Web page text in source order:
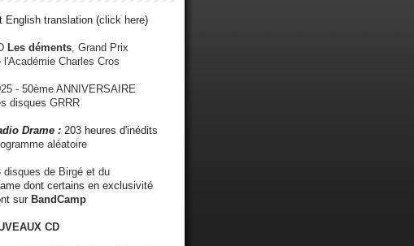
English translation (click here)
Les déments , Grand Prix
l'Académie Charles Cros
- 50ème ANNIVERSAIRE
disques GRRR
Drame : 203 heures d'inédits
aléatoire
disques de Birgé et du
dont certains en exclusivité
sur BandCamp
CD